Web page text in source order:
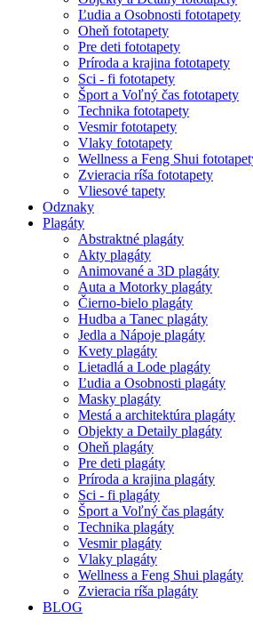
Ľudia a Osobnosti fototapety
Oheň fototapety
Pre deti fototapety
Príroda a krajina fototapety
Sci - fi fototapety
Šport a Voľný čas fototapety
Technika fototapety
Vesmir fototapety
Vlaky fototapety
Wellness a Feng Shui
Zvieracia ríša fototapety
Vliesové tapety
Odznaky
Plagáty
Abstraktné plagáty
Akty plagáty
Animované a 3D plagáty
Auta a Motorky plagáty
Čierno-bielo plagáty
Hudba a Tanec plagáty
Jedla a Nápoje plagáty
Kvety plagáty
Lietadlá a Lode plagáty
Ľudia a Osobnosti plagáty
Masky plagáty
Mestá a architektúra plagáty
Objekty a Detaily plagáty
Oheň plagáty
Pre deti plagáty
Príroda a krajina plagáty
Sci - fi plagáty
Šport a Voľný čas plagáty
Technika plagáty
Vesmir plagáty
Vlaky plagáty
Wellness a Feng Shui plagáty
Zvieracia ríša plagáty
BLOG